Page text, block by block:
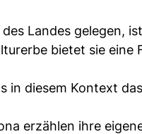
Landes gelegen,
bietet sie
in diesem Kontext
erzählen ihre